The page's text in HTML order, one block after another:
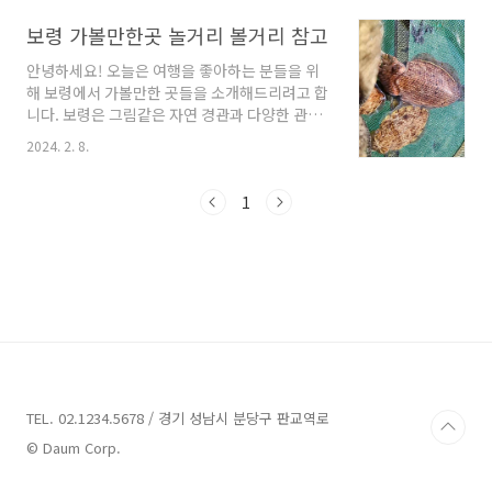
니다.저희 대천삼삼꽃게장은 신선한 재료를 선별
하여 고객님들에게 최고의..
럼 시작해볼까요?보령 가볼만한곳 14곳 소개 1.
대천해수욕장 스카이바이크 소개주소 : 충남 보
령시 해수욕장10길 75 스카이바이크레저,테
마 보령에 위치한 대천해수욕장에는 스카이바이
크를 탈 수 있는 업체가 있습니다. 주소는 충남 보
령시 해수욕장10길 75에 위치해 있습니다. 이 업
기번호표를 발행하고, 대기손님 발생시에만 평일
보령 가볼만한곳 놀거리 볼거리 참고
안녕하세요! 오늘은 여행을 좋아하는 분들을 위
해 보령에서 가볼만한 곳들을 소개해드리려고 합
니다. 보령은 그림같은 자연 경관과 다양한 관광
이 찾는 곳입니다. 함께 보령을 둘러보며 힐링하
을 살펴보겠습니다. 보령 가볼만한곳 11곳 정보
2024. 2. 8.
1
TEL. 02.1234.5678 / 경기 성남시 분당구 판교역로
© Daum Corp.